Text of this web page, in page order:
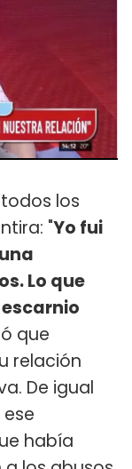
los
"Yo fui
Lo que
que
relación
De igual
había